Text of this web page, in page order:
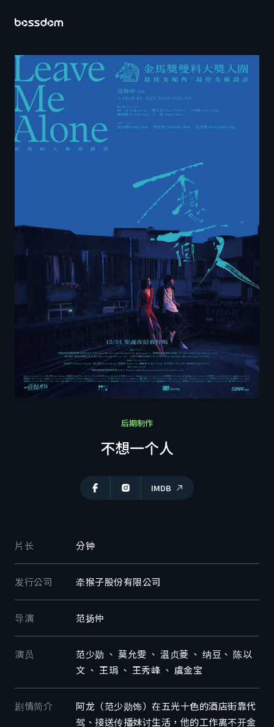
首页
关于百聿
营运内容
股务讯息
重大讯息及公开资讯查询
利害关系人专区
商洽联系
EN ZH
后期制作
不想一个人
IMDB
片长 分钟
发行公司 牵猴子股份有限公司
导演 范扬仲
演员
范少勋 、 莫允雯 、 温贞菱 、 纳豆、 陈以
文 、 王琄 、 王秀峰 、 虞金宝
剧情简介
阿龙（范少勋饰）在五光十色的酒店街靠代
驾、接送传播妹讨生活，他的工作离不开金